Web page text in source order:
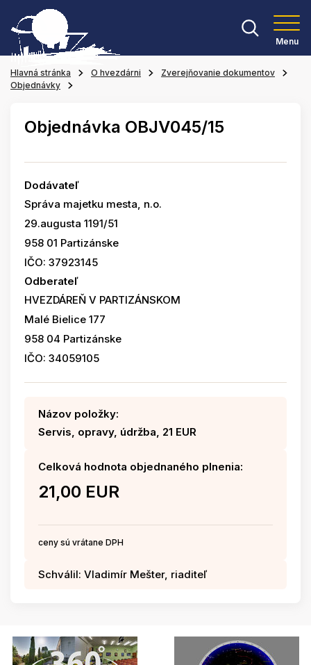
Menu
Hlavná stránka O hvezdárni
Zverejňovanie dokumentov
Objednávky
Objednávka OBJV045/15
Dodávateľ
Správa majetku mesta, n.o.
29.augusta 1191/51
958 01 Partizánske
IČO: 37923145
Odberateľ
HVEZDÁREŇ V PARTIZÁNSKOM
Malé Bielice 177
958 04 Partizánske
IČO: 34059105
Názov položky:
Servis, opravy, údržba, 21 EUR
Celková hodnota objednaného plnenia:
21,00 EUR
ceny sú vrátane DPH
Schválil: Vladimír Mešter, riaditeľ